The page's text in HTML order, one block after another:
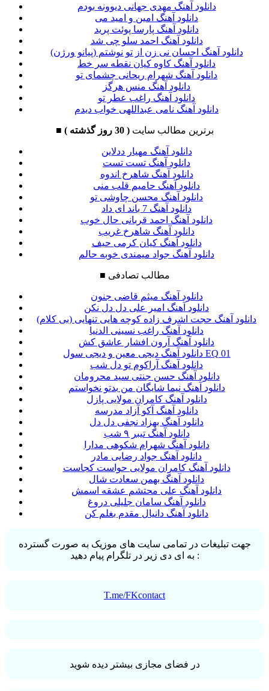
دانلود آهنگ مهدی جهانی دیوونه بودم
دانلود آهنگ امین و امید می
دانلود آهنگ پارسا پوئت پرید
دانلود آهنگ احمد سلو چی شد
دانلود آهنگ احسان نی زن از تو نوشتم (پیانو ورژن)
دانلود آهنگ کاوه کیان نقطه سر خط
دانلود آهنگ شهرام ریحانی چشمای تو
دانلود آهنگ منس هرگز
دانلود آهنگ راغب عطر تو
دانلود آهنگ نامی عبداللهی خواب دیدم
■ برترین مطالب سایت( 30 روز گذشته )
دانلود آهنگ مهیار ددلاین
دانلود آهنگ تست تست
دانلود آهنگ شاهرخ اندوه
دانلود آهنگ حامیم قلب منی
دانلود آهنگ محسن چاوشی تو
دانلود آهنگ 7 باند ای داد
دانلود آهنگ احمد قربانی حال خوب
دانلود آهنگ شاهرخ غریب
دانلود آهنگ کیان کرمی حیف
دانلود آهنگ جواد میمندی خوبه حالم
■ مطالب تصادفی
دانلود آهنگ میثم قاضی جنون
دانلود آهنگ امیر علی دل دل نکن
دانلود آهنگ حجت اشرف زاده کوچه هایی تنهایی (بی کلام)
دانلود آهنگ راغب نسینی الدنیا
دانلود آهنگ آرون افشار عاشق کش
دانلود آهنگ دیجی معین و دیجی سول EQ 01
دانلود آهنگ آراکوم تو دل شب
دانلود آهنگ حسن جنتی سید محرومان
دانلود آهنگ نیما شایگان من بدتو نخواستم
دانلود آهنگ کامران مولایی پازل
دانلود آهنگ آکو آزاد مدرسه
دانلود آهنگ بهزاد نجفی دل دل
دانلود آهنگ تیبر ۹ شب
دانلود آهنگ شهرام شکوهی مدارا
دانلود آهنگ جواد رضایی مادر
دانلود آهنگ کامران مولایی حواست کجاست
دانلود آهنگ بهمن سعادت شال
دانلود آهنگ علی محتشم عشقه اسمش
دانلود آهنگ سامان جلیلی دروغ
دانلود آهنگ دانیال مقدم بغلم کن
جهت تبلیغات در تمامی سایت های موزیک به صورت گسترده
به ای دی زیر در تلگرام پیام دهید :
T.me/FKcontact
در فضای مجازی بیشتر دیده شوید